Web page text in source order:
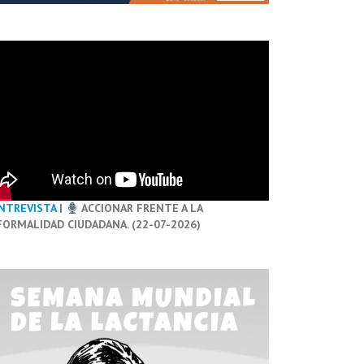
|
ACCIONAR FRENTE A LA
CIUDADANA. (22-07-2026)